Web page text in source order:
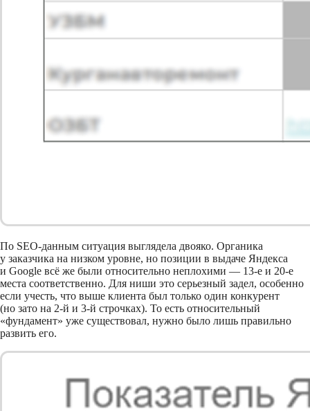
По SEO-данным ситуация выглядела двояко. Органика
у заказчика на низком уровне, но позиции в выдаче Яндекса
и Google всё же были относительно неплохими — 13-е и 20-е
места соответственно. Для ниши это серьезный задел, особенно
если учесть, что выше клиента был только один конкурент
(но зато на 2-й и 3-й строчках). То есть относительный
«фундамент» уже существовал, нужно было лишь правильно
развить его.